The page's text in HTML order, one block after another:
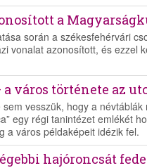
a
során a székesfehérvári
vonalat azonosított, és ezzel
város története az
vesszük, hogy a
egy régi tanintézet emlékét
a város példaképeit idézik fel.
hajóroncsát